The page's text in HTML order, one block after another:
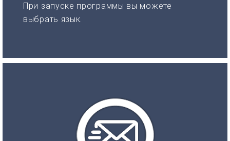
При запуске программы вы можете
выбрать язык.